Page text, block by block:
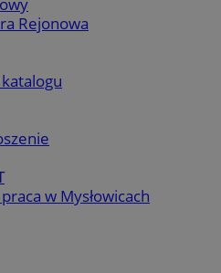
Rejonowa
w Mysłowicach